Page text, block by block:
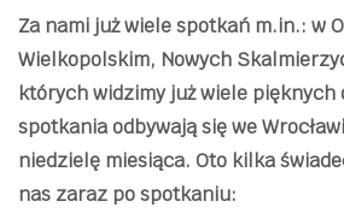
Za nami już wiele spotkań m.in.: w
Wielkopolskim, Nowych
których widzimy już wiele pięknych
spotkania odbywają się we
niedzielę miesiąca. Oto kilka
nas zaraz po spotkaniu: